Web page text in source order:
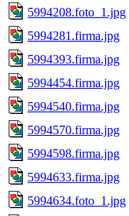
5994208.foto_1.jpg
5994281.firma.jpg
5994393.firma.jpg
5994454.firma.jpg
5994540.firma.jpg
5994570.firma.jpg
5994598.firma.jpg
5994633.firma.jpg
5994634.foto_1.jpg